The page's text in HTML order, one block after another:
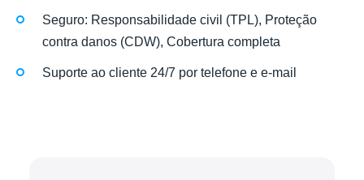
Seguro: Responsabilidade civil (TPL), Proteção
contra danos (CDW), Cobertura completa
Suporte ao cliente 24/7 por telefone e e-mail